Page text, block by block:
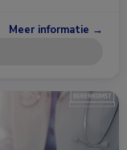
Meer informatie →